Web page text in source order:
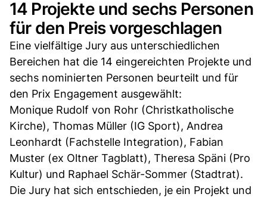
14 Projekte und sechs Personen
für den Preis vorgeschlagen
Eine vielfältige Jury aus unterschiedlichen
Bereichen hat die 14 eingereichten Projekte und
sechs nominierten Personen beurteilt und für
den Prix Engagement ausgewählt:
Monique Rudolf von Rohr (Christkatholische
Kirche), Thomas Müller (IG Sport), Andrea
Leonhardt (Fachstelle Integration), Fabian
Muster (ex Oltner Tagblatt), Theresa Späni (Pro
Kultur) und Raphael Schär-Sommer (Stadtrat).
Die Jury hat sich entschieden, je ein Projekt und